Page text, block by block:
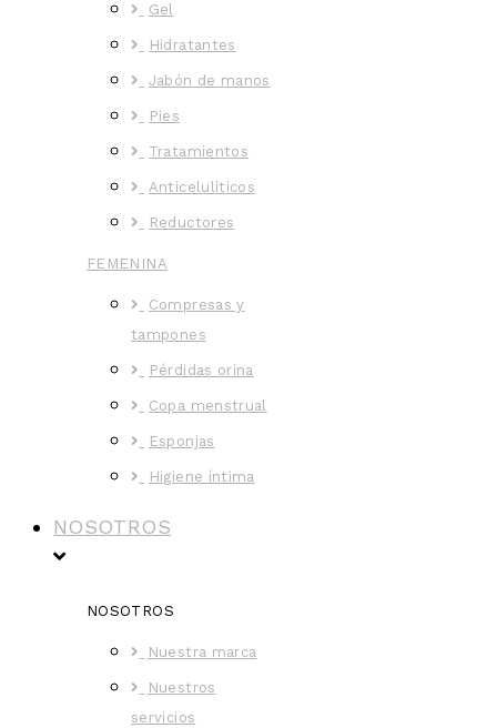
Gel
Hidratantes
Jabón de manos
Pies
Tratamientos
Anticelulíticos
Reductores
FEMENINA
Compresas y
tampones
Pérdidas orina
Copa menstrual
Esponjas
Higiene íntima
NOSOTROS
NOSOTROS
Nuestra marca
Nuestros
servicios